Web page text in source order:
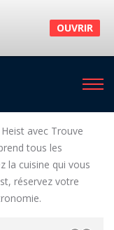
OUVRIR
avec Trouve
tous les
la cuisine qui vous
réservez votre